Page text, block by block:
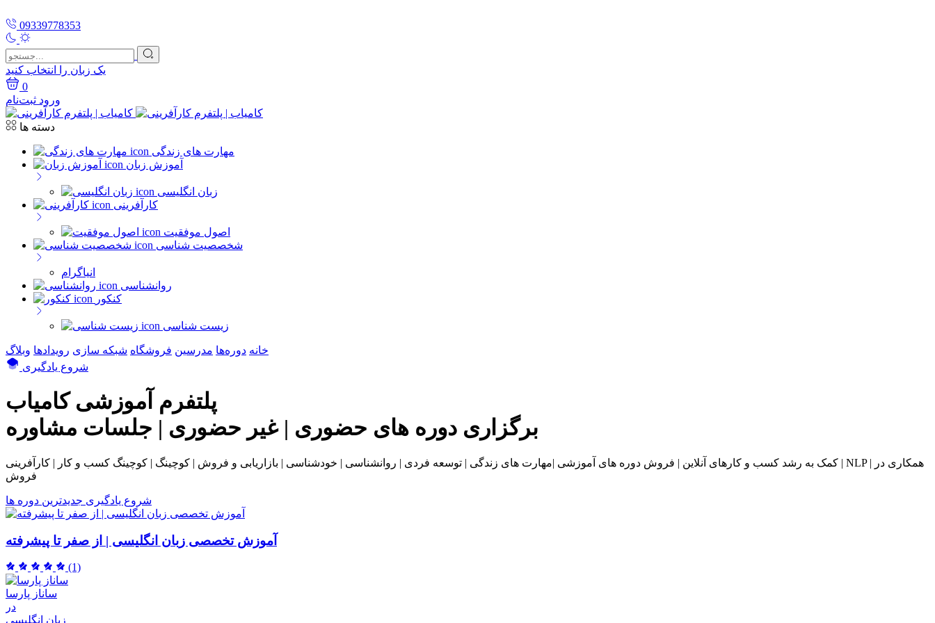
09339778353
یک زبان را انتخاب کنید
0
ورود ثبت‌نام
دسته ها
مهارت های زندگی
آموزش زبان
زبان انگلیسی
کارآفرینی
اصول موفقیت
شخصصیت شناسی
انیاگرام
روانشناسی
کنکور
زیست شناسی
خانه دوره‌ها مدرسین فروشگاه شبکه سازی رویداد‌ها وبلاگ
شروع یادگیری
پلتفرم آموزشی کامیاب
برگزاری دوره های حضوری | غیر حضوری | جلسات مشاوره
کمک به رشد کسب و کارهای آنلاین | فروش دوره های آموزشی |مهارت های زندگی | توسعه فردی | روانشناسی | خودشناسی | بازاریابی و فروش | کوچینگ | کوچینگ کسب و کار | کارآفرینی | NLP | همکاری در
فروش
شروع یادگیری جدیدترین دوره ها
آموزش تخصصی زبان انگلیسی | از صفر تا پیشرفته
(1)
ساناز پارسا
در
زبان انگلیسی